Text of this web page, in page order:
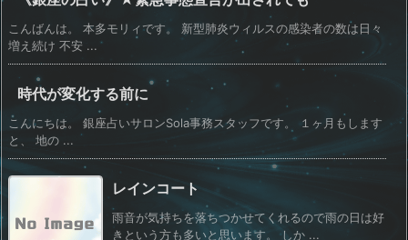
こんばんは。 本多モリィです。 新型肺炎ウィルスの感染者の数は日々
増え続け 不安 ...
時代が変化する前に
こんにちは。 銀座占いサロンSola事務スタッフです。 １ヶ月もします
と、 地の ...
レインコート
雨音が気持ちを落ちつかせてくれるので雨の日は好
きという方も多いと思います。 しか ...